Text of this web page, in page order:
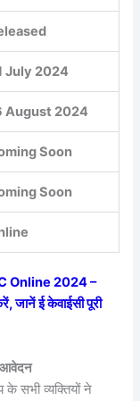
July 2024
August 2024
Soon
Soon
Online 2024 –
जानें ई केवाईसी पूरी
आवेदन
के सभी व्यक्तियों ने